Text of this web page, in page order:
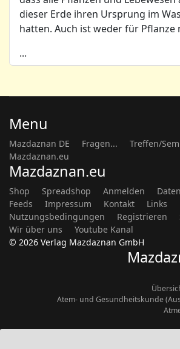
dieser Erde ihren Ursprung im
hatten. Auch ist weder für Pflanze
...
Menu
Mazdaznan DE Fragen... Treffen/
Mazdaznan.eu
Mazdaznan.eu
Shop Spreadshop Anmelden
Feeds
Impressum Kontakt Links
Nutzungsbedingungen
Registrieren
Wir über uns
Youtube Kanal
© 2026 Verlag Mazdaznan GmbH
Atem- und Gesundheitskunde